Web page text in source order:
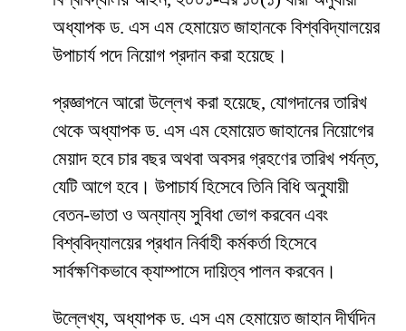
অধ্যাপক ড. এস এম হেমায়েত জাহানকে বিশ্ববিদ্যালয়ের
উপাচার্য পদে নিয়োগ প্রদান করা হয়েছে।
প্রজ্ঞাপনে আরো উল্লেখ করা হয়েছে, যোগদানের তারিখ
থেকে অধ্যাপক ড. এস এম হেমায়েত জাহানের নিয়োগের
মেয়াদ হবে চার বছর অথবা অবসর গ্রহণের তারিখ পর্যন্ত,
যেটি আগে হবে। উপাচার্য হিসেবে তিনি বিধি অনুযায়ী
বেতন-ভাতা ও অন্যান্য সুবিধা ভোগ করবেন এবং
বিশ্ববিদ্যালয়ের প্রধান নির্বাহী কর্মকর্তা হিসেবে
সার্বক্ষণিকভাবে ক্যাম্পাসে দায়িত্ব পালন করবেন।
উল্লেখ্য, অধ্যাপক ড. এস এম হেমায়েত জাহান দীর্ঘদিন